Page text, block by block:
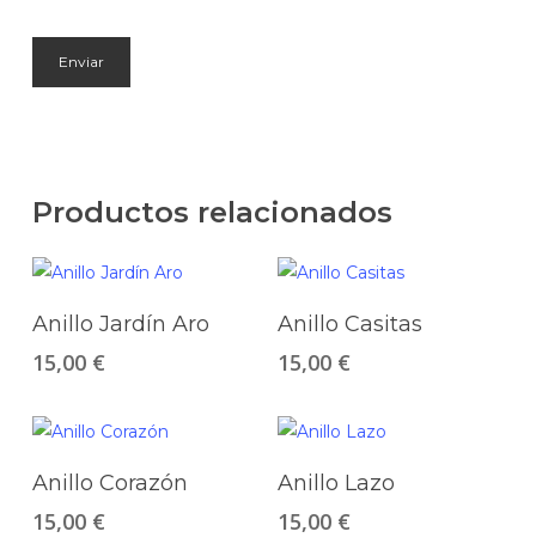
Productos relacionados
Seleccionar Opciones
Este
producto
tiene
variantes.
opciones
elegir
Anillo Jardín Aro
15,00 €
Seleccionar Opciones
Anillo Casitas
15,00 €
Seleccionar Opciones
Este
producto
tiene
variantes.
Anillo Corazón
15,00 €
Seleccionar Opciones
Anillo Lazo
15,00 €